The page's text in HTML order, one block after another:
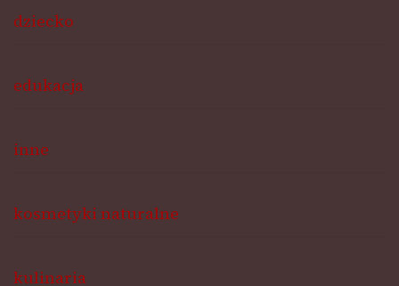
dziecko
edukacja
inne
kosmetyki naturalne
kulinaria